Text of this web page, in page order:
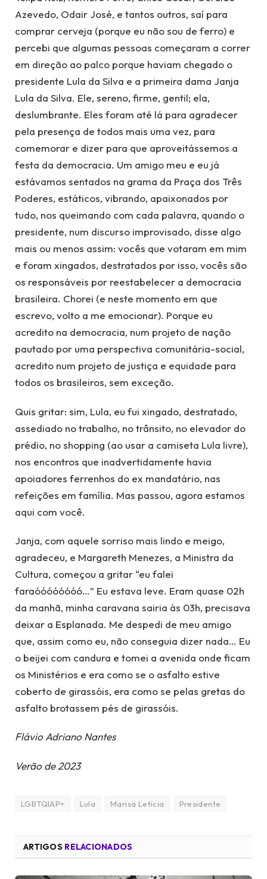
Azevedo, Odair José, e tantos outros, saí para
comprar cerveja (porque eu não sou de ferro) e
percebi que algumas pessoas começaram a correr
em direção ao palco porque haviam chegado o
presidente Lula da Silva e a primeira dama Janja
Lula da Silva. Ele, sereno, firme, gentil; ela,
deslumbrante. Eles foram até lá para agradecer
pela presença de todos mais uma vez, para
comemorar e dizer para que aproveitássemos a
festa da democracia. Um amigo meu e eu já
estávamos sentados na grama da Praça dos Três
Poderes, estáticos, vibrando, apaixonados por
tudo, nos queimando com cada palavra, quando o
presidente, num discurso improvisado, disse algo
mais ou menos assim: vocês que votaram em mim
e foram xingados, destratados por isso, vocês são
os responsáveis por reestabelecer a democracia
brasileira. Chorei (e neste momento em que
escrevo, volto a me emocionar). Porque eu
acredito na democracia, num projeto de nação
pautado por uma perspectiva comunitária-social,
acredito num projeto de justiça e equidade para
todos os brasileiros, sem exceção.
Quis gritar: sim, Lula, eu fui xingado, destratado,
assediado no trabalho, no trânsito, no elevador do
prédio, no shopping (ao usar a camiseta Lula livre),
nos encontros que inadvertidamente havia
apoiadores ferrenhos do ex mandatário, nas
refeições em família. Mas passou, agora estamos
aqui com você.
Janja, com aquele sorriso mais lindo e meigo,
agradeceu, e Margareth Menezes, a Ministra da
Cultura, começou a gritar “eu falei
faraóóóóóóóó…” Eu estava leve. Eram quase 02h
da manhã, minha caravana sairia às 03h, precisava
deixar a Esplanada. Me despedi de meu amigo
que, assim como eu, não conseguia dizer nada… Eu
o beijei com candura e tomei a avenida onde ficam
os Ministérios e era como se o asfalto estive
coberto de girassóis, era como se pelas gretas do
asfalto brotassem pés de girassóis.
Flávio Adriano Nantes
Verão de 2023
LGBTQIAP+ Lula Marisa Leticia Presidente
ARTIGOS RELACIONADOS